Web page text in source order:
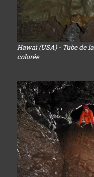
Hawaï (USA) - Tube de
colorée